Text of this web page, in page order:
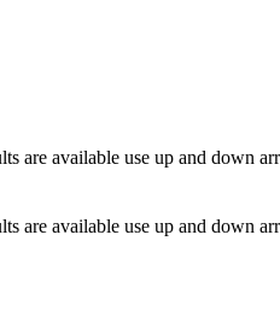
are available use up and down
are available use up and down